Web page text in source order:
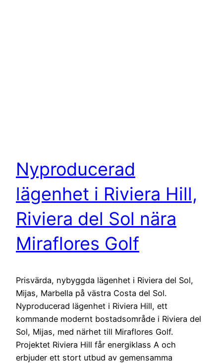
Nyproducerad
lägenhet i Riviera Hill,
Riviera del Sol nära
Miraflores Golf
Prisvärda, nybyggda lägenhet i Riviera del Sol,
Mijas, Marbella på västra Costa del Sol.
Nyproducerad lägenhet i Riviera Hill, ett
kommande modernt bostadsområde i Riviera del
Sol, Mijas, med närhet till Miraflores Golf.
Projektet Riviera Hill får energiklass A och
erbjuder ett stort utbud av gemensamma